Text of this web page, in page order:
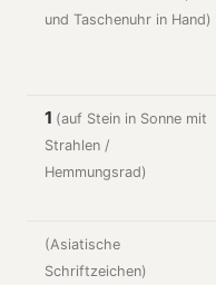
und Taschenuhr in Hand)
1 (auf Stein in Sonne mit
Strahlen /
Hemmungsrad)
(Asiatische
Schriftzeichen)